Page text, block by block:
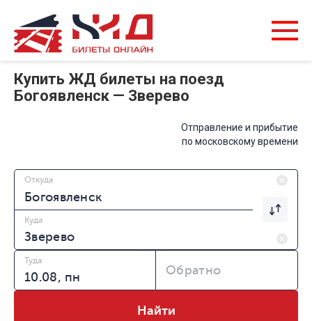
Купить ЖД билеты на поезд
Богоявленск — Зверево
Отправление и прибытие
по московскому времени
Откуда
Куда
Туда
Обратно
Найти